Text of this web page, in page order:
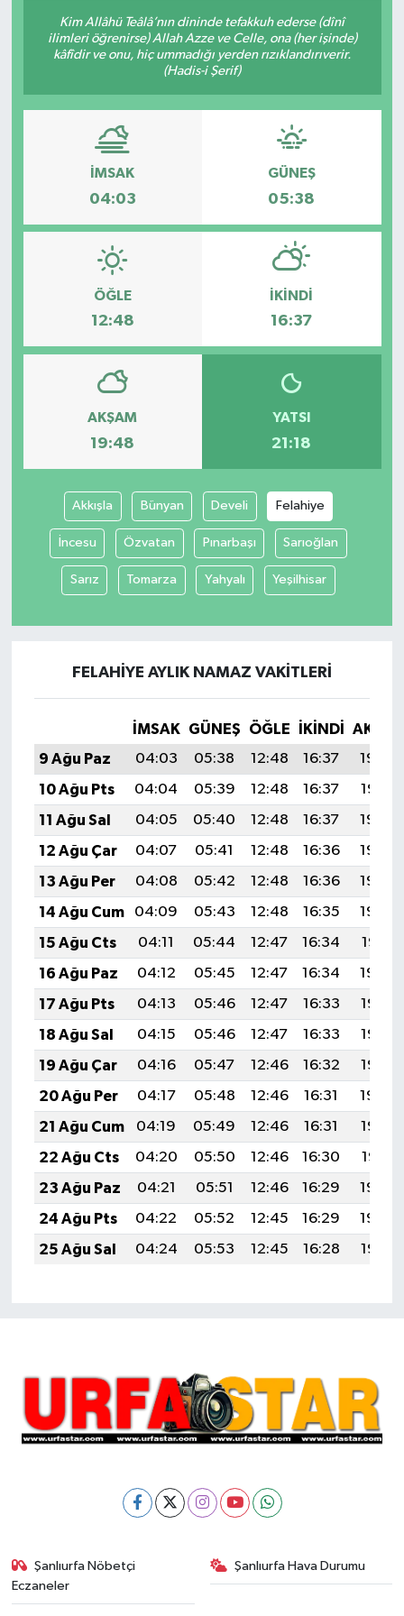
Kim Allâhü Teâlâ’nın dininde tefakkuh ederse (dînî
ilimleri öğrenirse) Allah Azze ve Celle, ona (her işinde)
kâfîdir ve onu, hiç ummadığı yerden rızıklandırıverir.
(Hadis-i Şerif)
İMSAK
04:03
GÜNEŞ
05:38
ÖĞLE
12:48
İKINDI
16:37
AKŞAM
19:48
YATSI
21:18
Akkışla Bünyan Develi Felahiye
İncesu Özvatan Pınarbaşı Sarıoğlan
Sarız Tomarza Yahyalı Yeşilhisar
FELAHIYE AYLIK NAMAZ VAKITLERI
İMSAK GÜNEŞ ÖĞLE İKINDI
9 Ağu Paz
04:03 05:38 12:48 16:37
19:48
10 Ağu Pts
04:04 05:39 12:48 16:37
19:47
11 Ağu Sal
04:05 05:40 12:48 16:37
19:46
12 Ağu Çar
04:07 05:41 12:48 16:36
19:45
13 Ağu Per
04:08 05:42 12:48 16:36
19:44
14 Ağu Cum
04:09 05:43 12:48 16:35
19:42
15 Ağu Cts
04:11 05:44 12:47 16:34
19:41
16 Ağu Paz
04:12 05:45 12:47 16:34
19:40
17 Ağu Pts
04:13 05:46 12:47 16:33
19:38
18 Ağu Sal
04:15 05:46 12:47 16:33
19:37
19 Ağu Çar
04:16 05:47 12:46 16:32
19:36
20 Ağu Per
04:17 05:48 12:46 16:31
19:34
21 Ağu Cum
04:19 05:49 12:46 16:31
19:33
22 Ağu Cts
04:20 05:50 12:46 16:30
19:31
23 Ağu Paz
04:21 05:51 12:46 16:29
19:30
24 Ağu Pts
04:22 05:52 12:45 16:29
19:29
25 Ağu Sal
04:24 05:53 12:45 16:28 19:27
Şanlıurfa Nöbetçi
Eczaneler
Şanlıurfa Hava Durumu